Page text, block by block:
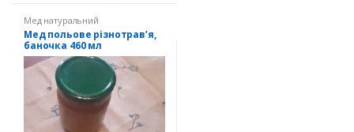
Мед натуральний
Мед польове різнотрав’я,
баночка 460 мл